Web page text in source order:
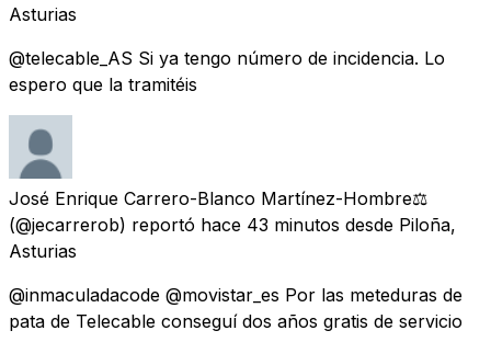
Asturias
@telecable_AS Si ya tengo número de incidencia. Lo
espero que la tramitéis
José Enrique Carrero-Blanco Martínez-Hombre⚖️
(@jecarrerob) reportó hace 43 minutos desde Piloña,
Asturias
@inmaculadacode @movistar_es Por las meteduras de
pata de Telecable conseguí dos años gratis de servicio